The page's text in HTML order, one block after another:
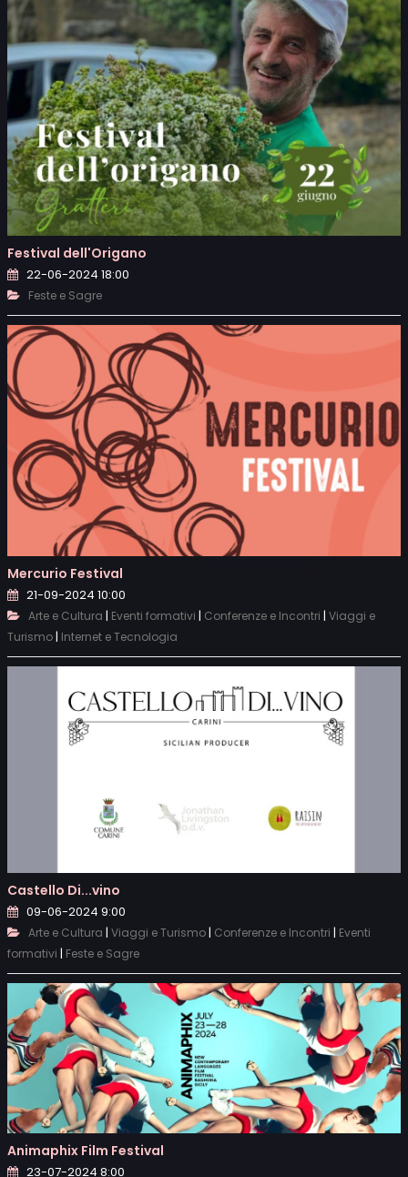
Festival dell'Origano
22-06-2024 18:00
Feste e Sagre
Mercurio Festival
21-09-2024 10:00
Arte e Cultura | Eventi formativi | Conferenze e Incontri | Viaggi e
Turismo | Internet e Tecnologia
Castello Di...vino
09-06-2024 9:00
Arte e Cultura | Viaggi e Turismo| Conferenze e Incontri | Eventi
formativi | Feste e Sagre
Animaphix Film Festival
23-07-2024 8:00